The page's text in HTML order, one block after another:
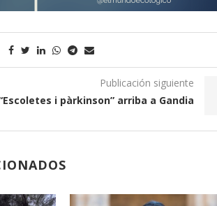
Publicación siguiente
i pàrkinson” arriba a Gandia